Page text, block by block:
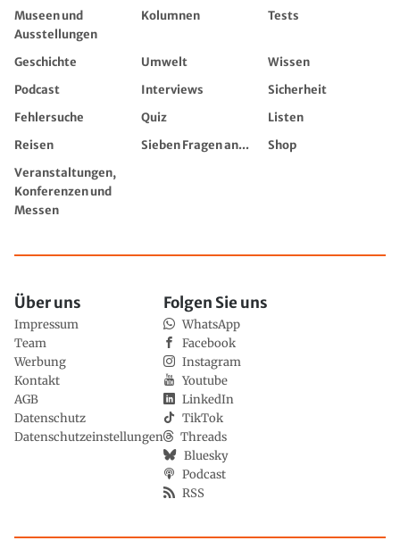
Museen und
Ausstellungen
Kolumnen Tests
Geschichte Umwelt
Wissen
Podcast
Interviews
Sicherheit
Fehlersuche
Quiz
Listen
Reisen
Sieben Fragen an...
Shop
Veranstaltungen,
Konferenzen und
Messen
Über uns
Impressum
Team
Werbung
Kontakt
AGB
Datenschutz
Datenschutzeinstellungen
Folgen Sie uns
WhatsApp
Facebook
Instagram
Youtube
LinkedIn
TikTok
Threads
Bluesky
Podcast
RSS